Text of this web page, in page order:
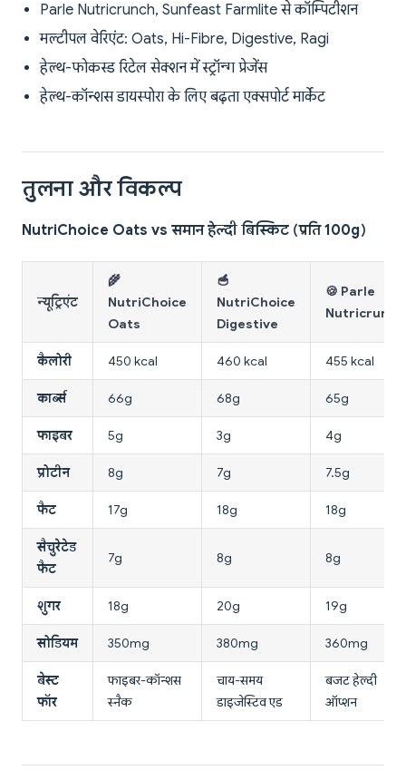
Parle Nutricrunch, Sunfeast Farmlite से कॉम्पिटीशन
मल्टीपल वेरिएंट: Oats, Hi-Fibre, Digestive, Ragi
हेल्थ-फोकस्ड रिटेल सेक्शन में स्ट्रॉन्ग प्रेजेंस
हेल्थ-कॉन्शस डायस्पोरा के लिए बढ़ता एक्सपोर्ट मार्केट
तुलना और विकल्प
NutriChoice Oats vs समान हेल्दी बिस्किट (प्रति 100g)
न्यूट्रिएंट
🌾
NutriChoice
Oats
🥣
NutriChoice
Digestive
🍪 Parle
Nutricrunch
कैलोरी 450 kcal 460 kcal 455 kcal
कार्ब्स 66g 68g 65g
फाइबर 5g 3g 4g
प्रोटीन 8g 7g 7.5g
फैट 17g 18g 18g
सैचुरेटेड
फैट
7g 8g 8g
शुगर 18g 20g 19g
सोडियम 350mg 380mg 360mg
बेस्ट
फॉर
फाइबर-कॉन्शस
स्नैक
चाय-समय
डाइजेस्टिव एड
बजट हेल्दी
ऑप्शन